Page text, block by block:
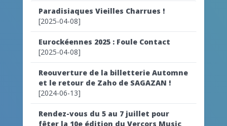
Paradisiaques Vieilles Charrues !
[2025-04-08]
Eurockéennes 2025 : Foule Contact
[2025-04-08]
Reouverture de la billetterie Automne
et le retour de Zaho de SAGAZAN !
[2024-06-13]
Rendez-vous du 5 au 7 juillet pour
fêter la 10e édition du Vercors Music